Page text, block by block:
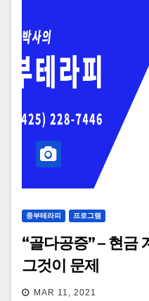
종부테라피 프로그램
“골다공증” – 현금
그것이 문제
MAR 11, 2021